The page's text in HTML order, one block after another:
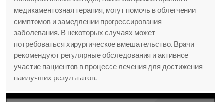
медикаментозная терапия, могут помочь в облегчении
симптомов и замедлении прогрессирования
заболевания. В некоторых случаях может
потребоваться хирургическое вмешательство. Врачи
рекомендуют регулярные обследования и активное
участие пациентов в процессе лечения для достижения
наилучших результатов.